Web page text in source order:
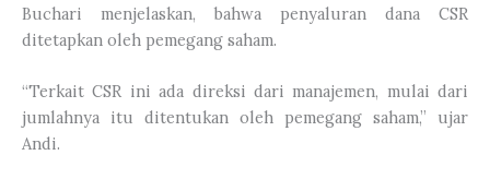
Buchari menjelaskan, bahwa penyaluran dana CSR
ditetapkan oleh pemegang saham.
“Terkait CSR ini ada direksi dari manajemen, mulai dari
jumlahnya itu ditentukan oleh pemegang saham,” ujar
Andi.